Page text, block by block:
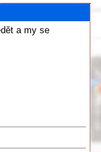
a my se